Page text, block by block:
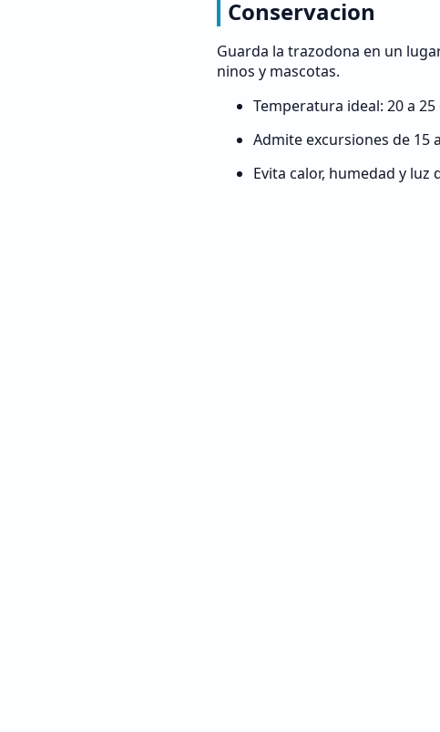
Conservacion
Guarda la trazodona en un
ninos y mascotas.
Temperatura ideal: 20 a
Admite excursiones de 15
Evita calor, humedad y luz